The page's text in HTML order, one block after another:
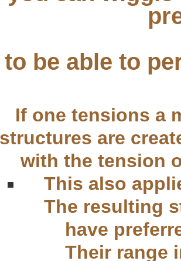
to be able to
If one tensions a
structures are
with the tension
This also
The resulting
have
Their range